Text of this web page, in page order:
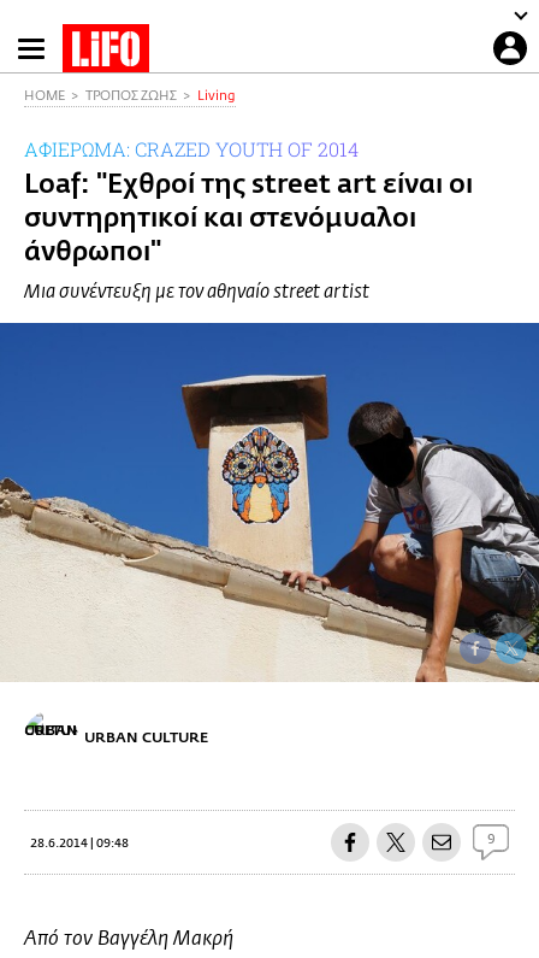
Παράκαμψη
προς
περιεχόμενο
HOME ΤΡΟΠΟΣ ΖΩΗΣ Living
ΑΦΙΕΡΩΜΑ: CRAZED YOUTH OF 2014
Loaf: "Εχθροί της street art είναι οι
συντηρητικοί και στενόμυαλοι
άνθρωποι"
Μια συνέντευξη με τον αθηναίο street artist
URBAN CULTURE
28.6.2014 | 09:48 9
Από τον Βαγγέλη Μακρή